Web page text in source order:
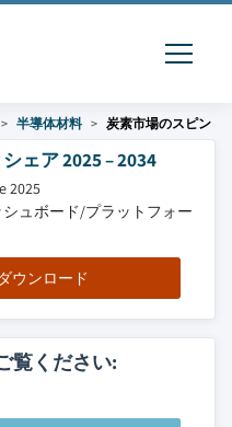
半導体材料 炭素市場のスピン
ェア 2025 – 2034
2025
ュボード/プラットフォー
ウンロード
覧ください: